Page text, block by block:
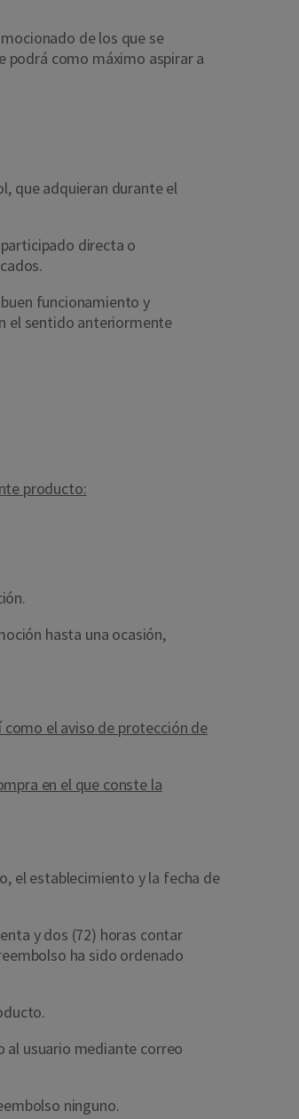
de los que se
podrá como máximo aspirar a
que adquieran durante el
directa o
funcionamiento y
el sentido anteriormente
producto:
hasta una ocasión,
como el aviso de protección de
en el que conste la
el establecimiento y la fecha de
y dos (72) horas contar
ha sido ordenado
al usuario mediante correo
ninguno.